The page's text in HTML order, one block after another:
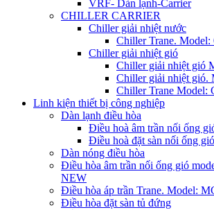
VRF- Dàn lạnh-Carrier
CHILLER CARRIER
Chiller giải nhiệt nước
Chiller Trane. Model:
Chiller giải nhiệt gió
Chiller giải nhiệt gió
Chiller giải nhiệt gió.
Chiller Trane Model:
Linh kiện thiết bị công nghiệp
Dàn lạnh điều hòa
Điều hoà âm trần nối ống
Điều hoà đặt sàn nối ống gió
Dàn nóng điều hòa
Điều hòa âm trần nối ống gió
NEW
Điều hòa áp trần Trane. Model:
Điều hòa đặt sàn tủ đứng